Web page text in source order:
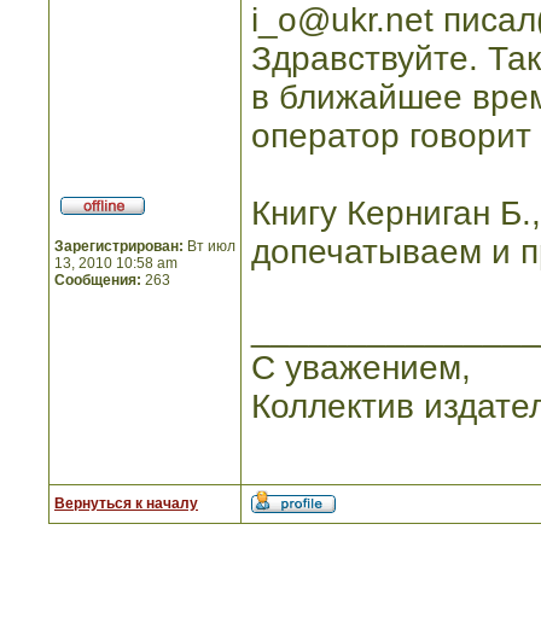
Зарегистрирован: Вт июл
13, 2010 10:58 am
Сообщения: 263
i_o@ukr.net
Здравствуйте.
в ближайшее
оператор
Книгу Керниган
допечатываем и
С уважением,
Коллектив
Вернуться к началу